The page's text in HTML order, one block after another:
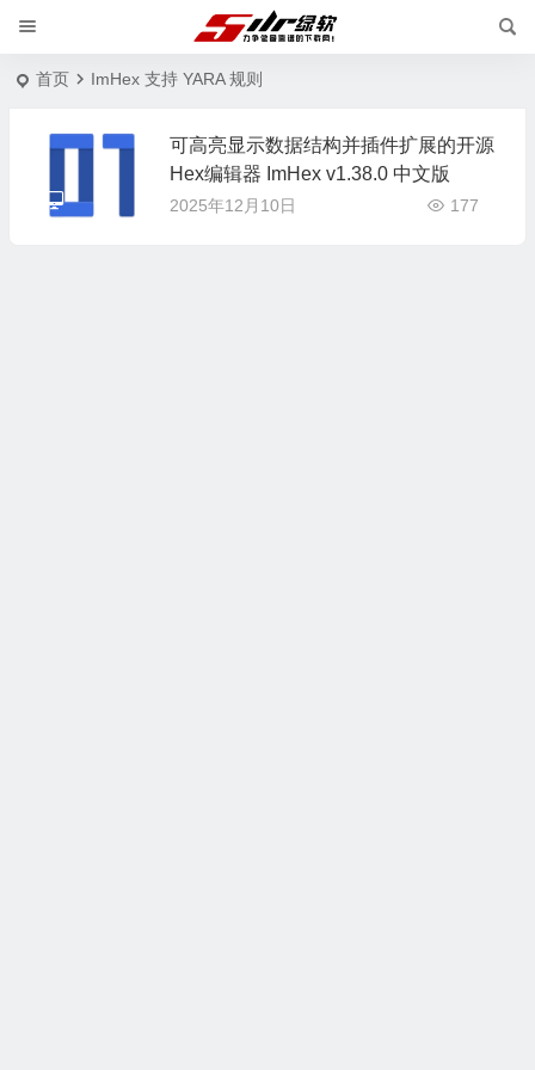
首页 ImHex 支持 YARA 规则
可高亮显示数据结构并插件扩展的开源
Hex编辑器 ImHex v1.38.0 中文版
2025年12月10日 177